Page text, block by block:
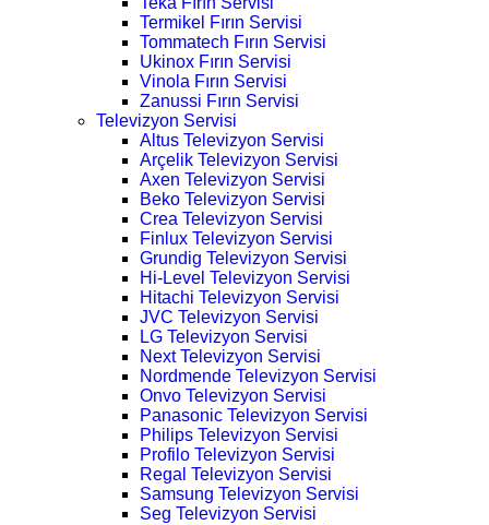
Termikel Fırın Servisi
Tommatech Fırın Servisi
Ukinox Fırın Servisi
Vinola Fırın Servisi
Zanussi Fırın Servisi
Televizyon Servisi
Altus Televizyon Servisi
Arçelik Televizyon Servisi
Axen Televizyon Servisi
Beko Televizyon Servisi
Crea Televizyon Servisi
Finlux Televizyon Servisi
Grundig Televizyon Servisi
Hi-Level Televizyon Servisi
Hitachi Televizyon Servisi
JVC Televizyon Servisi
LG Televizyon Servisi
Next Televizyon Servisi
Nordmende Televizyon Servisi
Onvo Televizyon Servisi
Panasonic Televizyon Servisi
Philips Televizyon Servisi
Profilo Televizyon Servisi
Regal Televizyon Servisi
Samsung Televizyon Servisi
Seg Televizyon Servisi